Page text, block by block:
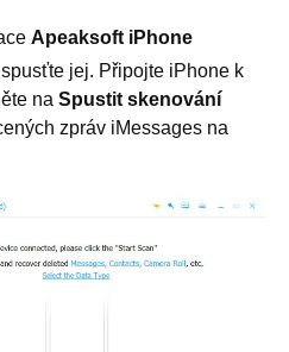
Apeaksoft iPhone
jej. Připojte iPhone k
na Spustit skenování
zpráv iMessages na